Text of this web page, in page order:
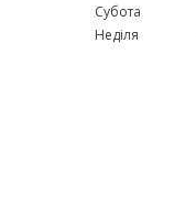
Субота
Неділя